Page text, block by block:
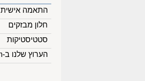
התאמה אישית
חלון מבזקים
סטטיסטיקות
הערוץ שלנו ב-Telegram